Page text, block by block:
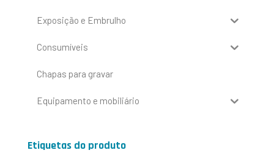
Exposição e Embrulho
Consumíveis
Chapas para gravar
Equipamento e mobiliário
Etiquetas do produto